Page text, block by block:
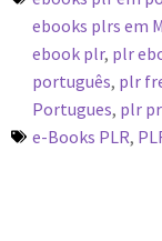
ebooks plrs em
ebook plr, plr
português, plr
Portugues, plr
e-Books PLR,